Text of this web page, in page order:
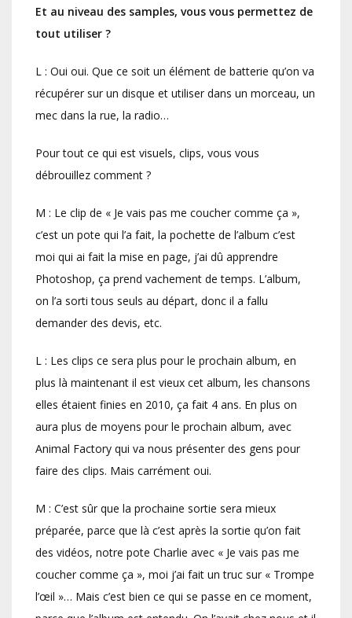
Et au niveau des samples, vous vous permettez de
tout utiliser ?
L : Oui oui. Que ce soit un élément de batterie qu’on va
récupérer sur un disque et utiliser dans un morceau, un
mec dans la rue, la radio…
Pour tout ce qui est visuels, clips, vous vous
débrouillez comment ?
M : Le clip de « Je vais pas me coucher comme ça »,
c’est un pote qui l’a fait, la pochette de l’album c’est
moi qui ai fait la mise en page, j’ai dû apprendre
Photoshop, ça prend vachement de temps. L’album,
on l’a sorti tous seuls au départ, donc il a fallu
demander des devis, etc.
L : Les clips ce sera plus pour le prochain album, en
plus là maintenant il est vieux cet album, les chansons
elles étaient finies en 2010, ça fait 4 ans. En plus on
aura plus de moyens pour le prochain album, avec
Animal Factory qui va nous présenter des gens pour
faire des clips. Mais carrément oui.
M : C’est sûr que la prochaine sortie sera mieux
préparée, parce que là c’est après la sortie qu’on fait
des vidéos, notre pote Charlie avec « Je vais pas me
coucher comme ça », moi j’ai fait un truc sur « Trompe
l’œil »… Mais c’est bien ce qui se passe en ce moment,